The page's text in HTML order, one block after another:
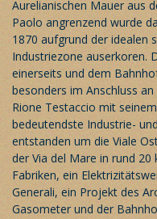
Aurelianischen Mauer aus
Paolo angrenzend wurde
1870 aufgrund der idealen
Industriezone auserkoren.
einerseits und dem
besonders im Anschluss
Rione Testaccio mit
bedeutendste Industrie-
entstanden um die Viale
der Via del Mare in rund
Fabriken, ein
Generali, ein Projekt des
Gasometer und der